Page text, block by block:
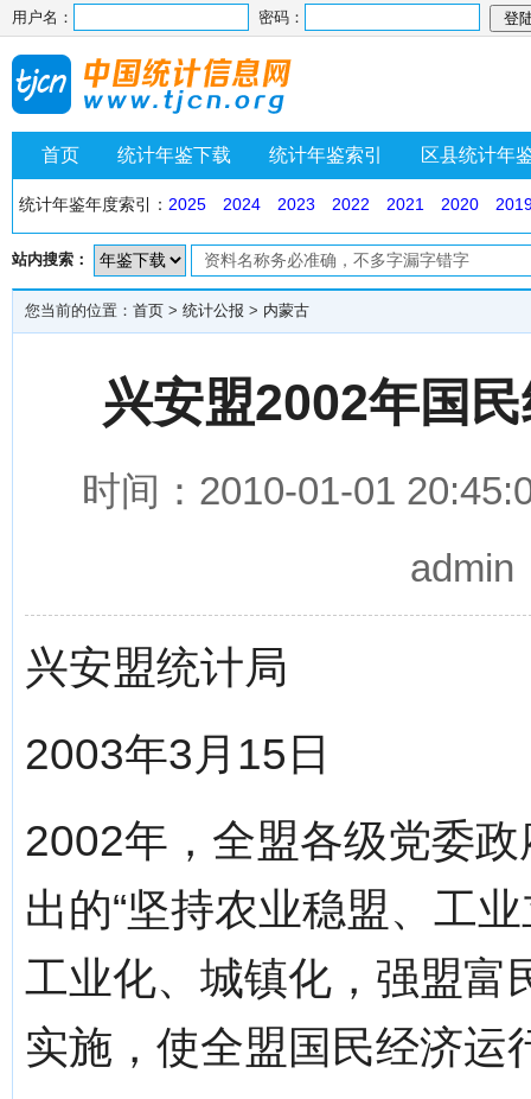
用户名： 密码：
首页 统计年鉴下载 统计年鉴索引 区县统计年
统计年鉴年度索引： 2025 2024 2023 2022 2021 2020
站内搜索：
您当前的位置： 首页 > 统计公报 > 内蒙古
兴安盟2002年国
时间：2010-01-01
兴安盟统计局
2003年3月15日
2002年，全盟各级党委
出的“坚持农业稳盟、工
工业化、城镇化，强盟富
实施，使全盟国民经济运